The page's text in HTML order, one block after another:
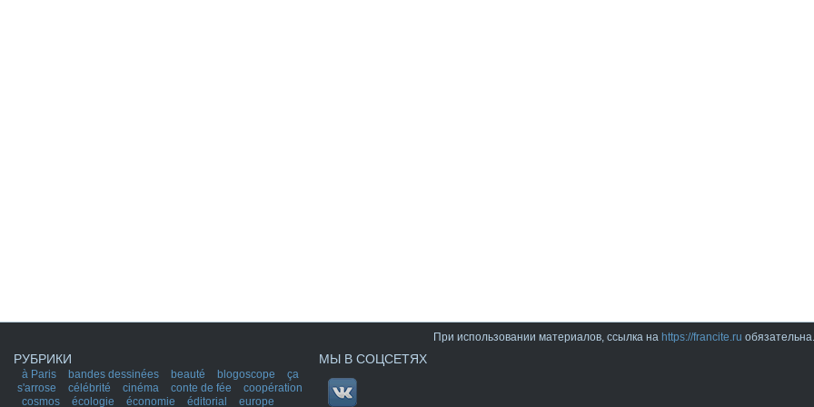
При использовании материалов, ссылка на https://francite.ru обязательна.
РУБРИКИ
à Paris bandes dessinées beauté blogoscope
ça
s'arrose
célébrité cinéma conte de fée
coopération
cosmos
écologie économie éditorial europe
МЫ В СОЦСЕТЯХ